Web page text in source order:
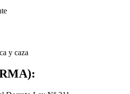
y caza